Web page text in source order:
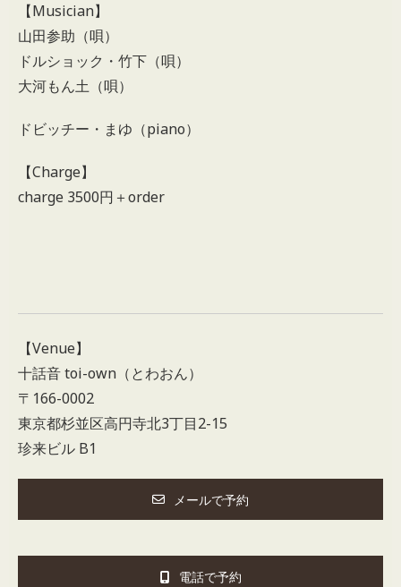
【Musician】
山田参助（唄）
ドルショック・竹下（唄）
大河もん土（唄）
ドビッチー・まゆ（piano）
【Charge】
charge 3500円＋order
【Venue】
十話音 toi-own（とわおん）
〒166-0002
東京都杉並区高円寺北3丁目2-15
珍来ビル B1
メールで予約
電話で予約